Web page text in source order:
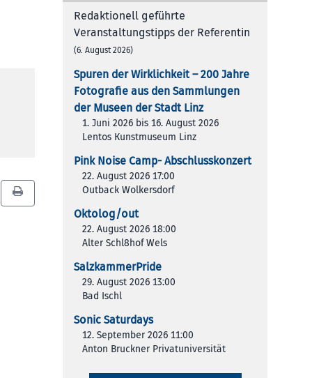
Redaktionell geführte
Veranstaltungstipps der Referentin
(6. August 2026)
Spuren der Wirklichkeit – 200 Jah­re
Foto­gra­fie aus den Samm­lun­gen
der Muse­en der Stadt Linz
1. Juni 2026 bis 16. August 2026
Lentos Kunstmuseum Linz
Pink Noise Camp- Abschlusskonzert
22. August 2026 17:00
Outback Wolkersdorf
Oktolog/out
22. August 2026 18:00
Alter Schl8hof Wels
SalzkammerPride
29. August 2026 13:00
Bad Ischl
Sonic Saturdays
12. September 2026 11:00
Anton Bruckner Privatuniversität